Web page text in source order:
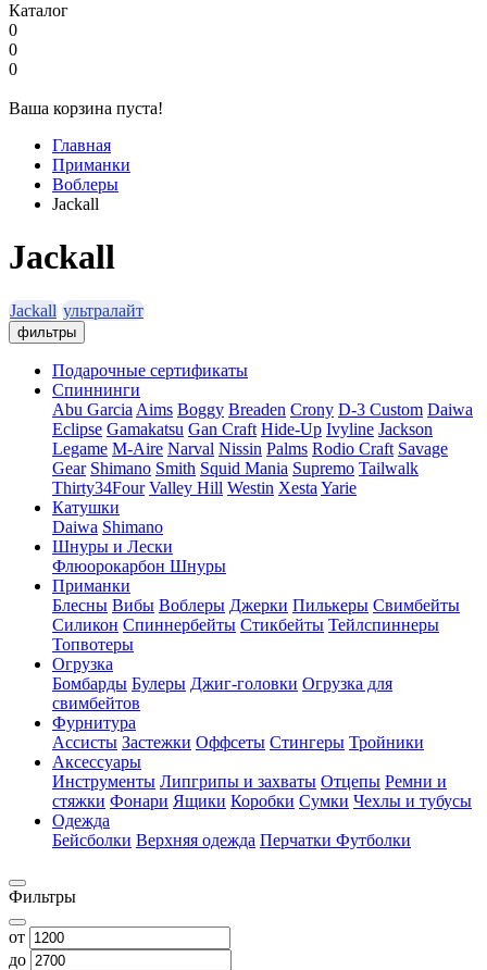
Каталог
0
0
0
Ваша корзина пуста!
Главная
Приманки
Воблеры
Jackall
Jackall
Jackall ультралайт
фильтры
Подарочные сертификаты
Спиннинги
Abu Garcia Aims Boggy Breaden Crony D-3 Custom Daiwa
Eclipse Gamakatsu Gan Craft Hide-Up Ivyline Jackson
Legame M-Aire Narval Nissin Palms Rodio Craft Savage
Gear Shimano Smith Squid Mania Supremo Tailwalk
Thirty34Four Valley Hill Westin Xesta Yarie
Катушки
Daiwa Shimano
Шнуры и Лески
Флюорокарбон Шнуры
Приманки
Блесны Вибы Воблеры Джерки Пилькеры Свимбейты
Силикон Спиннербейты Стикбейты Тейлспиннеры
Топвотеры
Огрузка
Бомбарды Булеры Джиг-головки Огрузка для
свимбейтов
Фурнитура
Ассисты Застежки Оффсеты Стингеры Тройники
Аксессуары
Инструменты Липгрипы и захваты Отцепы Ремни и
стяжки Фонари Ящики Коробки Сумки Чехлы и тубусы
Одежда
Бейсболки Верхняя одежда Перчатки Футболки
Фильтры
от
до